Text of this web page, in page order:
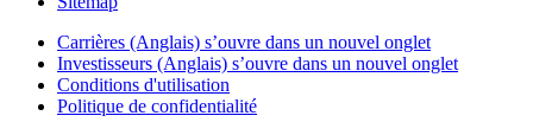
Carrières (Anglais) s’ouvre dans un nouvel onglet
Investisseurs (Anglais) s’ouvre dans un nouvel onglet
Conditions d'utilisation
Politique de confidentialité